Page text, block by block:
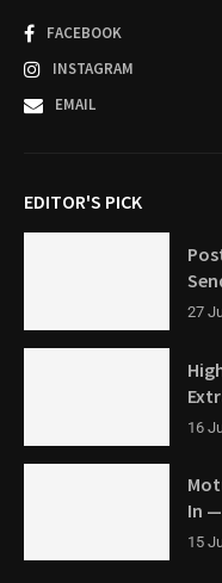
FACEBOOK
INSTAGRAM
EMAIL
EDITOR'S PICK
27
16
In —
15